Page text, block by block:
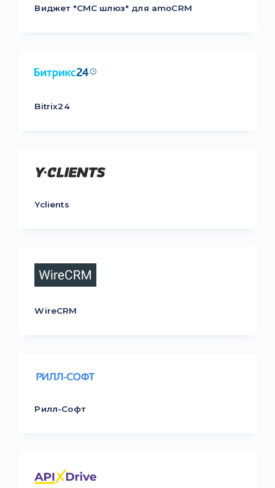
Виджет "СМС шлюз" для amoCRM
Bitrix24
Yclients
WireCRM
Рилл-Софт